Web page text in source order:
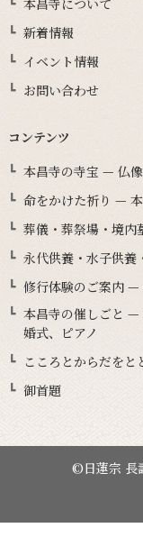
本昌寺について
新着情報
イベント情報
お問い合わせ
コンテンツ
本昌寺の寺宝 — 仏
命をかけた祈り —
葬儀・葬祭場・境
永代供養・水子供
修行体験のご案内 —
本昌寺の催しごと —
婚式、ピアノ
こころとからだを
御首題
©日蓮宗 長